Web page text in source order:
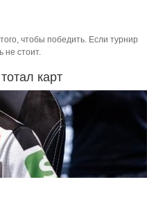
чтобы победить. Если турнир
не стоит.
карт